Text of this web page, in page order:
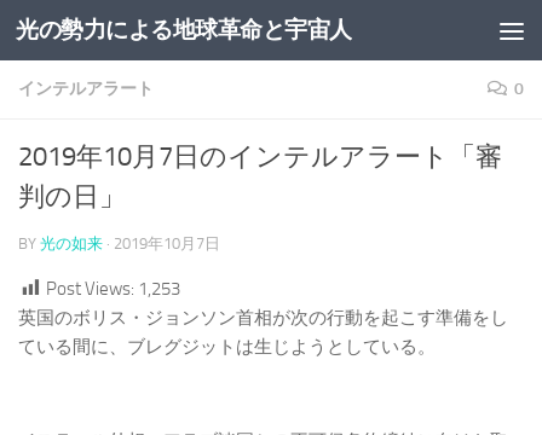
コンテンツへスキップ
光の勢力による地球革命と宇宙人
インテルアラート 0
2019年10月7日のインテルアラート「審
判の日」
BY 光の如来 · 2019年10月7日
Post Views: 1,253
英国のボリス・ジョンソン首相が次の行動を起こす準備をし
ている間に、ブレグジットは生じようとしている。